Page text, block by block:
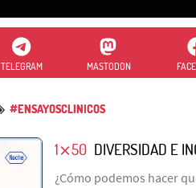
TELEGRAM MASTODON
#ENSAYOSCLINICOS
1⨯50 DIVERSIDAD E
¿Cómo podemos hacer